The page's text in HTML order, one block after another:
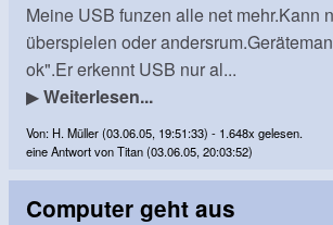
Meine USB funzen alle net mehr.Kann
überspielen oder
ok".Er erkennt USB nur al...
▶Weiterlesen...
Von: H. Müller (03.06.05, 19:51:33) - 1.648x gelesen.
eine Antwort von Titan (03.06.05, 20:03:52)
Computer geht aus